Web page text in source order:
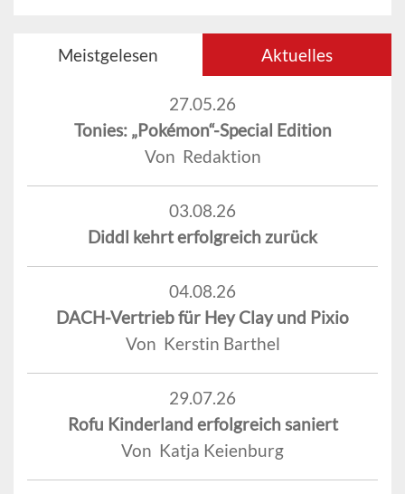
Meistgelesen Aktuelles
27.05.26
Tonies: „Pokémon“-Special Edition
Von Redaktion
03.08.26
Diddl kehrt erfolgreich zurück
04.08.26
DACH-Vertrieb für Hey Clay und Pixio
Von Kerstin Barthel
29.07.26
Rofu Kinderland erfolgreich saniert
Von Katja Keienburg